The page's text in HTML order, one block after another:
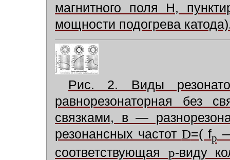
магнитного поля Н,
мощности подогрева
Рис. 2. Виды
равнорезонаторная без
связками, в —
резонансных частот D=( fp
соответствующая p-виду